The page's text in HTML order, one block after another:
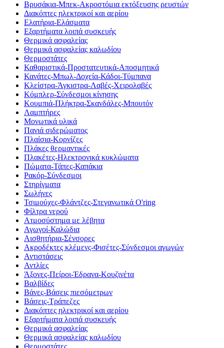
Βρυσάκια-Μπεκ-Ακροστόμια εκτόξευσης ρευστών
Διακόπτες ηλεκτρικοί και αερίου
Ελατήρια-Ελάσματα
Εξαρτήματα λοιπά συσκευής
Θερμικά ασφαλείας
Θερμικά ασφαλείας καλωδίου
Θερμοστάτες
Καθαριστικά-Προστατευτικά-Αποσμητικά
Κανάτες-Μπωλ-Δοχεία-Κάδοι-Τύμπανα
Κλείστρα-Άγκιστρα-Λαβές-Χειρολαβές
Κόμπλερ-Σύνδεσμοι κίνησης
Κουμπιά-Πλήκτρα-Σκανδάλες-Μπουτόν
Λαμπτήρες
Μονωτικά υλικά
Πανιά σιδερώματος
Πλαίσια-Κορνίζες
Πλάκες θερμαντικές
Πλακέτες-Ηλεκτρονικά κυκλώματα
Πώματα-Τάπες-Καπάκια
Ρακόρ-Σύνδεσμοι
Στηρίγματα
Σωλήνες
Τσιμούχες-Φλάντζες-Στεγανωτικά O'ring
Φίλτρα νερού
Ατμοσύστημα με λέβητα
Αγωγοί-Καλώδια
Αισθητήρια-Σένσορες
Ακροδέκτες κλέμενς-Φισέτες-Σύνδεσμοι αγωγών
Αντιστάσεις
Αντλίες
Άξονες-Πείροι-Έδρανα-Κουζινέτα
Βαλβίδες
Βάνες-Βάσεις πιεσόμετρων
Βάσεις-Τράπεζες
Διακόπτες ηλεκτρικοί και αερίου
Εξαρτήματα λοιπά συσκευής
Θερμικά ασφαλείας
Θερμικά ασφαλείας καλωδίου
Θερμοστάτες